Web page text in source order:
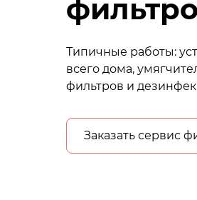
Типичные работы:
всего дома,
фильтров и
Заказать сервис